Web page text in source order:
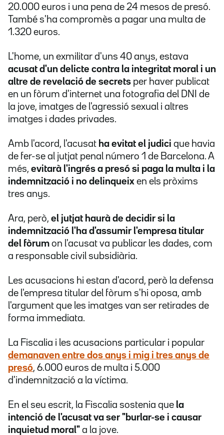
20.000 euros i una pena de 24 mesos de presó.
També s'ha compromès a pagar una multa de
1.320 euros.
L'home, un exmilitar d'uns 40 anys, estava
acusat d'un delicte contra la integritat moral i un
altre de revelació de secrets per haver publicat
en un fòrum d'internet una fotografia del DNI de
la jove, imatges de l'agressió sexual i altres
imatges i dades privades.
Amb l'acord, l'acusat ha evitat el judici que havia
de fer-se al jutjat penal número 1 de Barcelona. A
més, evitarà l'ingrés a presó si paga la multa i la
indemnització i no delinqueix en els pròxims
tres anys.
Ara, però, el jutjat haurà de decidir si la
indemnització l'ha d'assumir l'empresa titular
del fòrum on l'acusat va publicar les dades, com
a responsable civil subsidiària.
Les acusacions hi estan d'acord, però la defensa
de l'empresa titular del fòrum s'hi oposa, amb
l'argument que les imatges van ser retirades de
forma immediata.
La Fiscalia i les acusacions particular i popular
demanaven entre dos anys i mig i tres anys de
presó, 6.000 euros de multa i 5.000
d'indemnització a la víctima.
En el seu escrit, la Fiscalia sostenia que la
intenció de l'acusat va ser "burlar-se i causar
inquietud moral" a la jove.